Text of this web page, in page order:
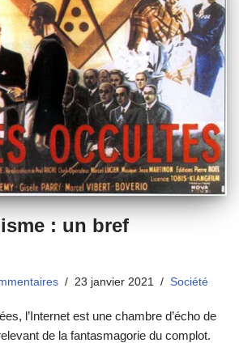
: un bref
23 janvier 2021 Société
l’Internet est une chambre d’écho de
de la fantasmagorie du complot.